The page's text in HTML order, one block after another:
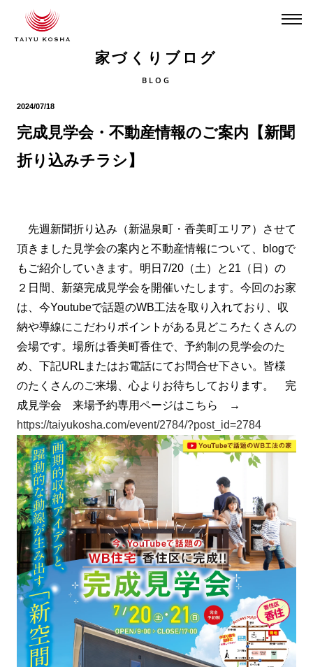
家づくりブログ
BLOG
2024/07/18
完成見学会・不動産情報のご案内【新聞
折り込みチラシ】
先週新聞折り込み（新温泉町・香美町エリア）させて
頂きました見学会の案内と不動産情報について、blogで
もご紹介していきます。明日7/20（土）と21（日）の
２日間、新築完成見学会を開催いたします。今回のお家
は、今Youtubeで話題のWB工法を取り入れており、収
納や導線にこだわりポイントがある見どころたくさんの
会場です。場所は香美町香住で、予約制の見学会のた
め、下記URLまたはお電話にてお問合せ下さい。皆様
のたくさんのご来場、心よりお待ちしております。 完
成見学会 来場予約専用ページはこちら →
https://taiyukosha.com/event/2784/?post_id=2784